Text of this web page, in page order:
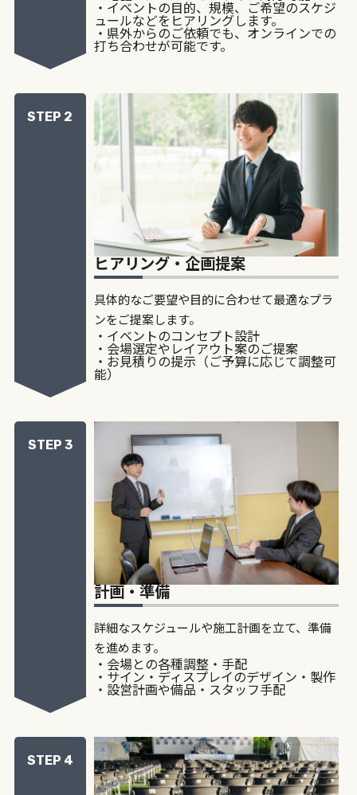
・イベントの目的、規模、ご希望のスケジ
ュールなどをヒアリングします。
・県外からのご依頼でも、オンラインでの
打ち合わせが可能です。
STEP 2
ヒアリング・企画提案
具体的なご要望や目的に合わせて最適なプラ
ンをご提案します。
・イベントのコンセプト設計
・会場選定やレイアウト案のご提案
・お見積りの提示（ご予算に応じて調整可
能）
STEP 3
計画・準備
詳細なスケジュールや施工計画を立て、準備
を進めます。
・会場との各種調整・手配
・サイン・ディスプレイのデザイン・製作
・設営計画や備品・スタッフ手配
STEP 4